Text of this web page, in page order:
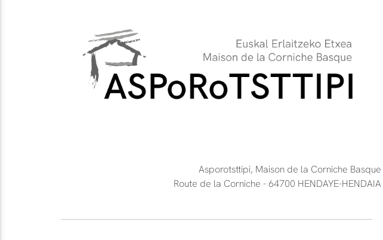
Asporotsttipi, Maison de la Corniche Basque
Route de la Corniche - 64700 HENDAYE-HENDAIA